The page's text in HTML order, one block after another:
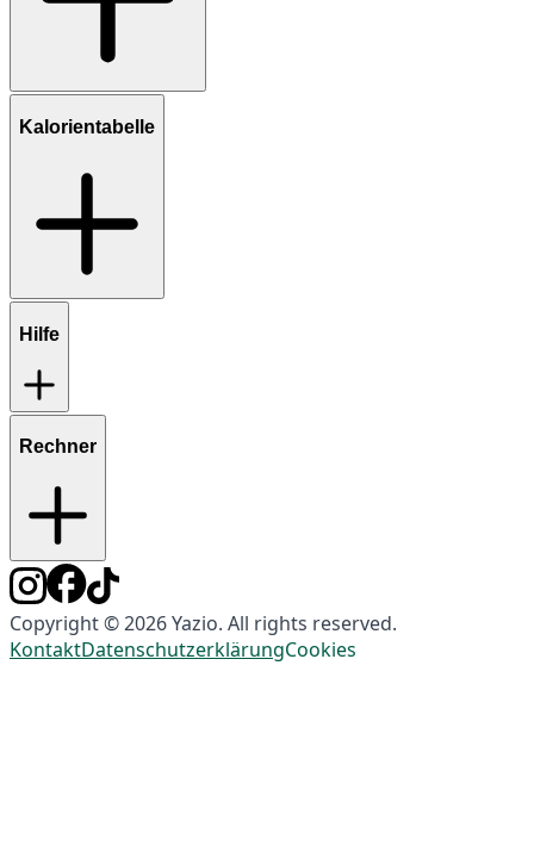
Kalorientabelle
Hilfe
Rechner
Copyright © 2026 Yazio. All rights reserved.
KontaktDatenschutzerklärungCookies